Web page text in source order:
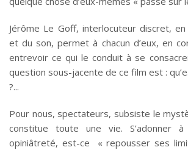
Jérôme Le Goff, interlocuteur discret,
et du son, permet à chacun d’eux, en
entrevoir ce qui le conduit à se
question sous-jacente de ce film est :
?
Pour nous, spectateurs, subsiste le
constitue toute une vie. S’adonner à
opiniâtreté, est-ce « repousser ses